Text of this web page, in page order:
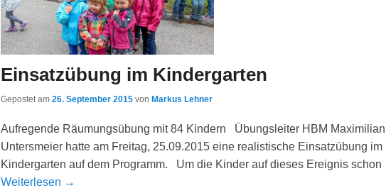
Einsatzübung im Kindergarten
Gepostet am 26. September 2015 von Markus Lehner
Aufregende Räumungsübung mit 84 Kindern Übungsleiter HBM Maximilian
Untersmeier hatte am Freitag, 25.09.2015 eine realistische Einsatzübung im
Kindergarten auf dem Programm. Um die Kinder auf dieses Ereignis schon
Weiterlesen →